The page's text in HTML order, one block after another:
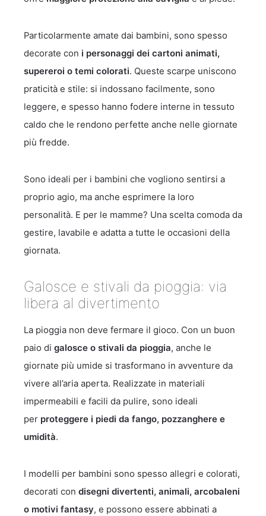
Particolarmente amate dai bambini, sono spesso
decorate con i personaggi dei cartoni animati,
supereroi o temi colorati. Queste scarpe uniscono
praticità e stile: si indossano facilmente, sono
leggere, e spesso hanno fodere interne in tessuto
caldo che le rendono perfette anche nelle giornate
più fredde.
Sono ideali per i bambini che vogliono sentirsi a
proprio agio, ma anche esprimere la loro
personalità. E per le mamme? Una scelta comoda da
gestire, lavabile e adatta a tutte le occasioni della
giornata.
Galosce e stivali da pioggia: via
libera al divertimento
La pioggia non deve fermare il gioco. Con un buon
paio di galosce o stivali da pioggia, anche le
giornate più umide si trasformano in avventure da
vivere all’aria aperta. Realizzate in materiali
impermeabili e facili da pulire, sono ideali
per proteggere i piedi da fango, pozzanghere e
umidità.
I modelli per bambini sono spesso allegri e colorati,
decorati con disegni divertenti, animali, arcobaleni
o motivi fantasy, e possono essere abbinati a